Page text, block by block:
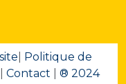
Politique de
Contact
® 2024